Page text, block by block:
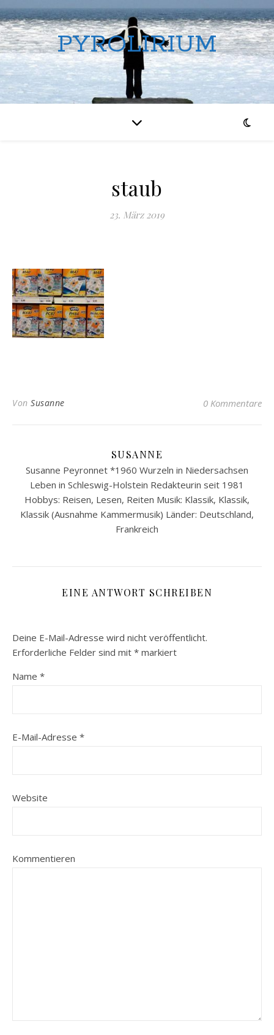
PYROLIRIUM
staub
23. März 2019
Von Susanne 0 Kommentare
SUSANNE
Susanne Peyronnet *1960 Wurzeln in Niedersachsen
Leben in Schleswig-Holstein Redakteurin seit 1981
Hobbys: Reisen, Lesen, Reiten Musik: Klassik, Klassik,
Klassik (Ausnahme Kammermusik) Länder: Deutschland,
Frankreich
EINE ANTWORT SCHREIBEN
Deine E-Mail-Adresse wird nicht veröffentlicht.
Erforderliche Felder sind mit * markiert
Name *
E-Mail-Adresse *
Website
Kommentieren